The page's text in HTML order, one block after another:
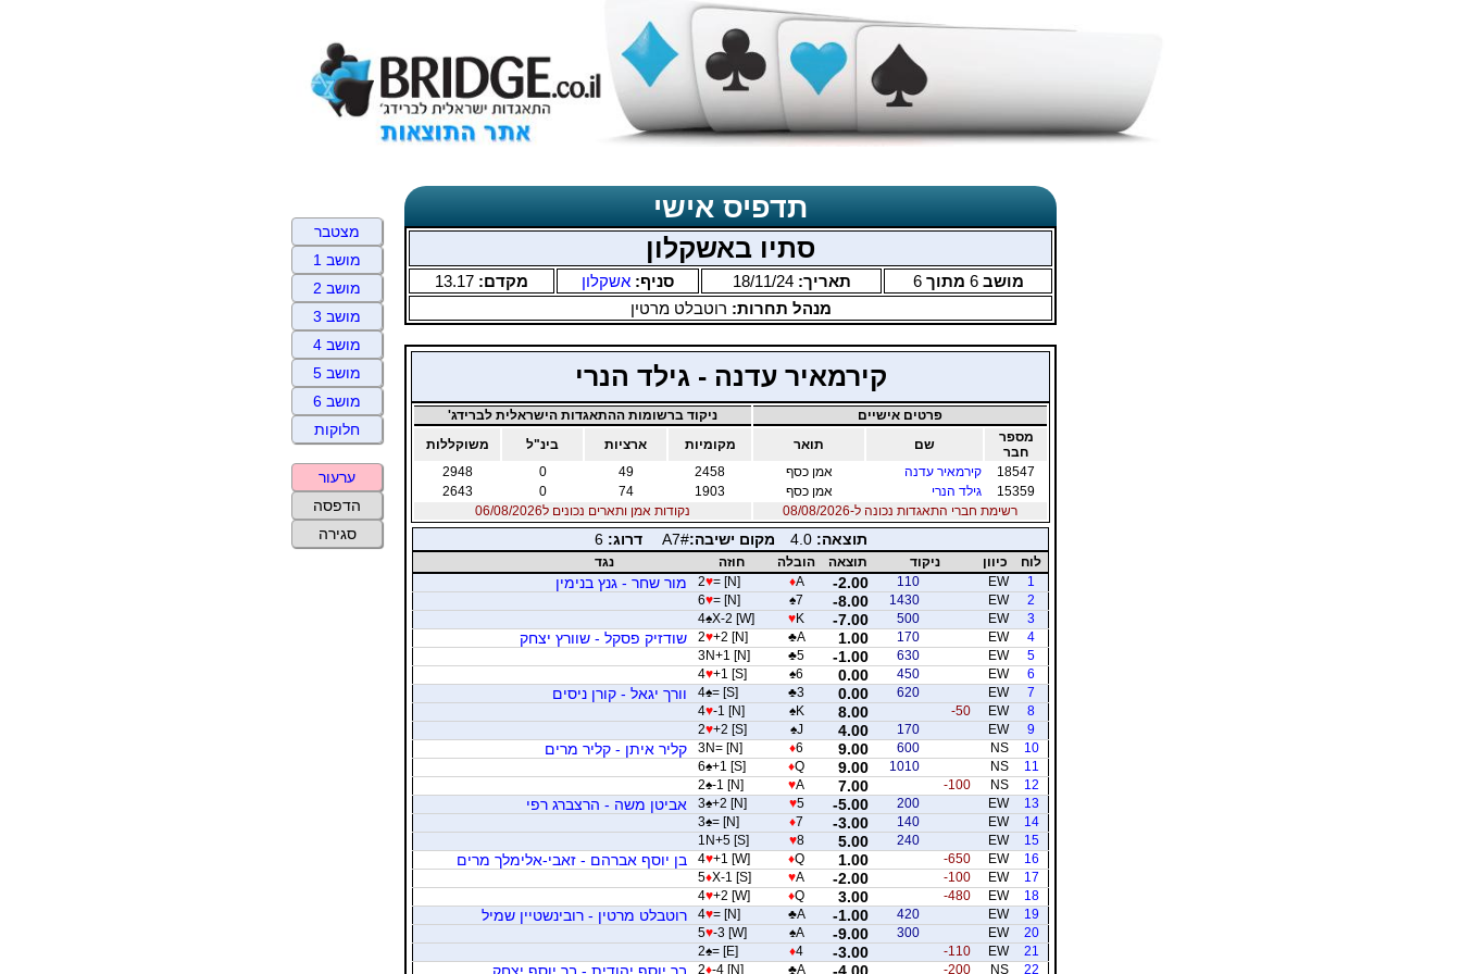
תדפיס אישי
סתיו באשקלון
מושב6 מתוך6 תאריך:18/11/24 סניף: אשקלון מקדם: 13.17
מנהל תחרות: רוטבלט מרטין
קירמאיר עדנה - גילד הנרי
פרטים אישיים
ניקוד ברשומות ההתאגדות הישראלית לברידג'
מספר
חבר
שם תואר מקומיות ארציות בינ"ל
משוקללות
18547
קירמאיר עדנה אמן כסף 2458
49
0
2948
15359
גילד הנרי אמן כסף 1903
74
0
2643
רשימת חברי התאגדות נכונה ל-08/08/2026
נקודות אמן ותארים נכונים ל06/08/2026
תוצאה:4.0 מקום ישיבה:A7# דרוג:6
לוח כיוון ניקוד תוצאה הובלה חוזה
נגד
1
EW
110
-2.00
♦A
2♥= [N] מור שחר - גנץ בנימין
2
EW
1430
-8.00
♠7
6♥= [N]
3
EW
500
-7.00
♥K
4♠X-2 [W]
4
EW
170
1.00
♣A
2♥+2 [N] שודזיק פסקל - שוורץ יצחק
5
EW
630
-1.00
♣5
3N+1 [N]
6
EW
450
0.00
♠6
4♥+1 [S]
7
EW
620
0.00
♣3
4♠= [S] וורך יגאל - קורן ניסים
8
EW
-50
8.00
♠K
4♥-1 [N]
9
EW
170
4.00
♠J
2♥+2 [S]
10
NS
600
9.00
♦6
3N= [N] קליר איתן - קליר מרים
11
NS
1010
9.00
♦Q
6♠+1 [S]
12
NS
-100
7.00
♥A
2♠-1 [N]
13
EW
200
-5.00
♥5
3♠+2 [N] אביטן משה - הרצברג רפי
14
EW
140
-3.00
♦7
3♠= [N]
15
EW
240
5.00
♥8
1N+5 [S]
16
EW
-650
1.00
♦Q
4♥+1 [W] בן יוסף אברהם - זאבי-אלימלך מרים
17
EW
-100
-2.00
♥A
5♦X-1 [S]
18
EW
-480
3.00
♦Q
4♥+2 [W]
19
EW
420
-1.00
♣A
4♥= [N] רוטבלט מרטין - רובינשטיין שמיל
20
EW
300
-9.00
♠A
5♥-3 [W]
21
EW
-110
-3.00
♦4
2♠= [E]
22
NS
-200
-4.00
♣A
2♦-4 [N] בר יוסף יהודית - בר יוסף יצחק
מצטבר
מושב 1
מושב 2
מושב 3
מושב 4
מושב 5
מושב 6
חלוקות
ערעור
הדפסה
סגירה